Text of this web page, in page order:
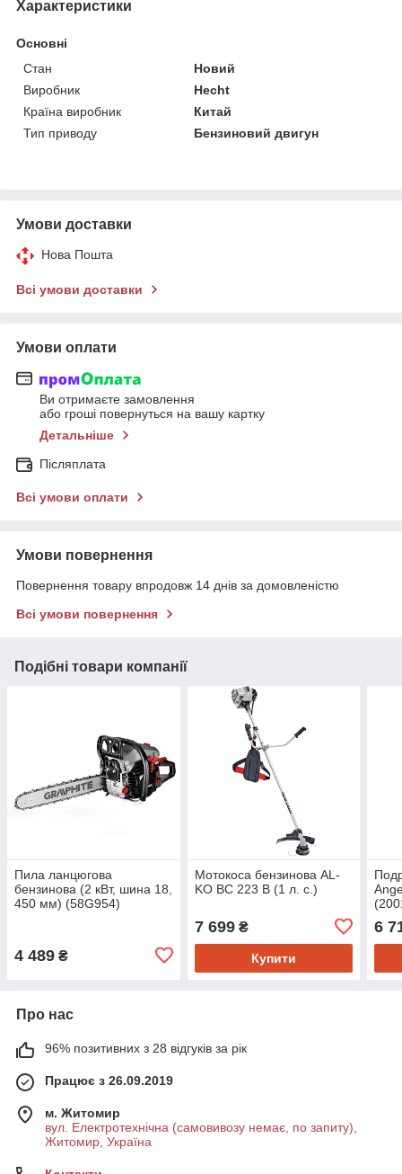
Характеристики
Основні
Стан
Новий
Виробник
Hecht
Країна виробник
Китай
Тип приводу
Бензиновий двигун
Умови доставки
Нова Пошта
Всі умови доставки
Умови оплати
Ви отримаєте замовлення
або гроші повернуться на вашу картку
Детальніше
Післяплата
Всі умови оплати
Умови повернення
Повернення товару впродовж 14 днів за домовленістю
Всі умови повернення
Подібні товари компанії
Пила ланцюгова
бензинова (2 кВт, шина 18,
450 мм) (58G954)
4 489 ₴
Мотокоса бензинова AL-
KO BC 223 B (1 л. с.)
7 699₴
Купити
6
Про нас
96% позитивних з 28 відгуків за рік
Працює з 26.09.2019
м. Житомир
вул. Електротехнічна (самовивозу немає, по запиту),
Житомир, Україна